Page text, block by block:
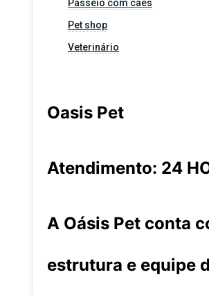
Passeio com cães
Pet shop
Veterinário
Oasis Pet
Atendimento: 24
A Oásis Pet conta
estrutura e equipe